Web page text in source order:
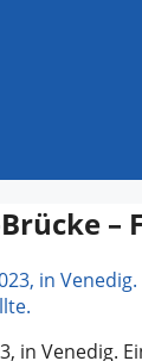
–
in Venedig.